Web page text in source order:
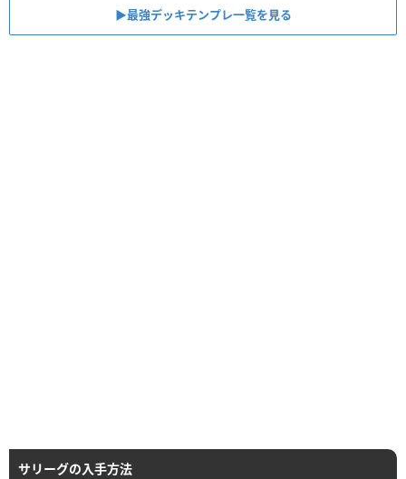
▶︎最強デッキテンプレ一覧を見る
サリーグの入手方法